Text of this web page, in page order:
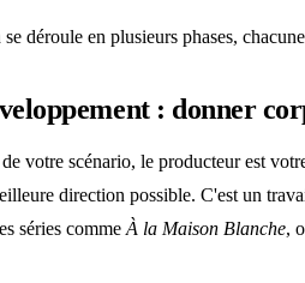
déroule en plusieurs phases,
: donner
votre scénario, le producteur est
direction possible. C'est un
séries comme À la Maison Blanche,